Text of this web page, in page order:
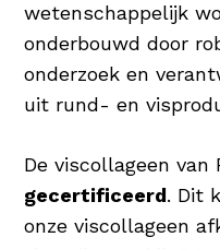
wetenschappelijk
onderbouwd door
onderzoek en
uit rund- en
De viscollageen van
gecertificeerd. Dit
onze viscollageen